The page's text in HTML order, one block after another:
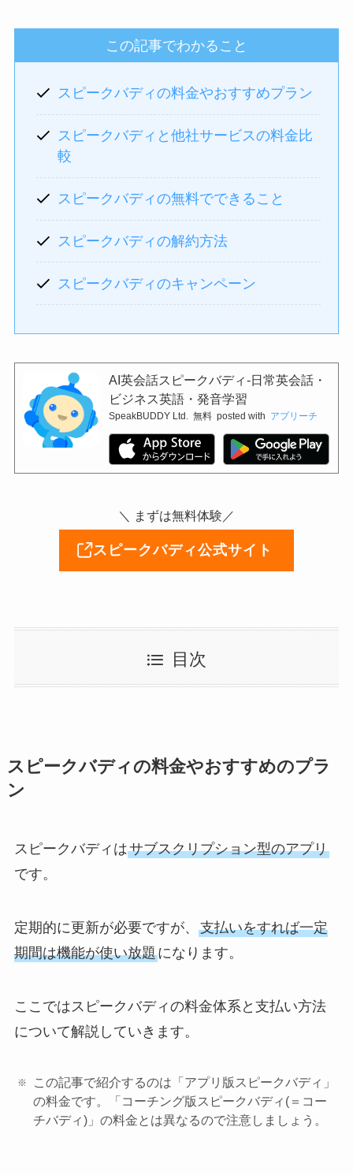
この記事でわかること
スピークバディの料金やおすすめプラン
スピークバディと他社サービスの料金比
較
スピークバディの無料でできること
スピークバディの解約方法
スピークバディのキャンペーン
AI英会話スピークバディ-日常英会話・
ビジネス英語・発音学習
SpeakBUDDY Ltd. 無料 posted with アプリーチ
＼ まずは無料体験／
スピークバディ公式サイト
目次
スピークバディの料金やおすすめのプラ
ン
スピークバディはサブスクリプション型のアプリ
です。
定期的に更新が必要ですが、 支払いをすれば一定
期間は機能が使い放題になります。
ここではスピークバディの料金体系と支払い方法
について解説していきます。
この記事で紹介するのは「アプリ版スピークバディ」
の料金です。「コーチング版スピークバディ(＝コー
チバディ)」の料金とは異なるので注意しましょう。